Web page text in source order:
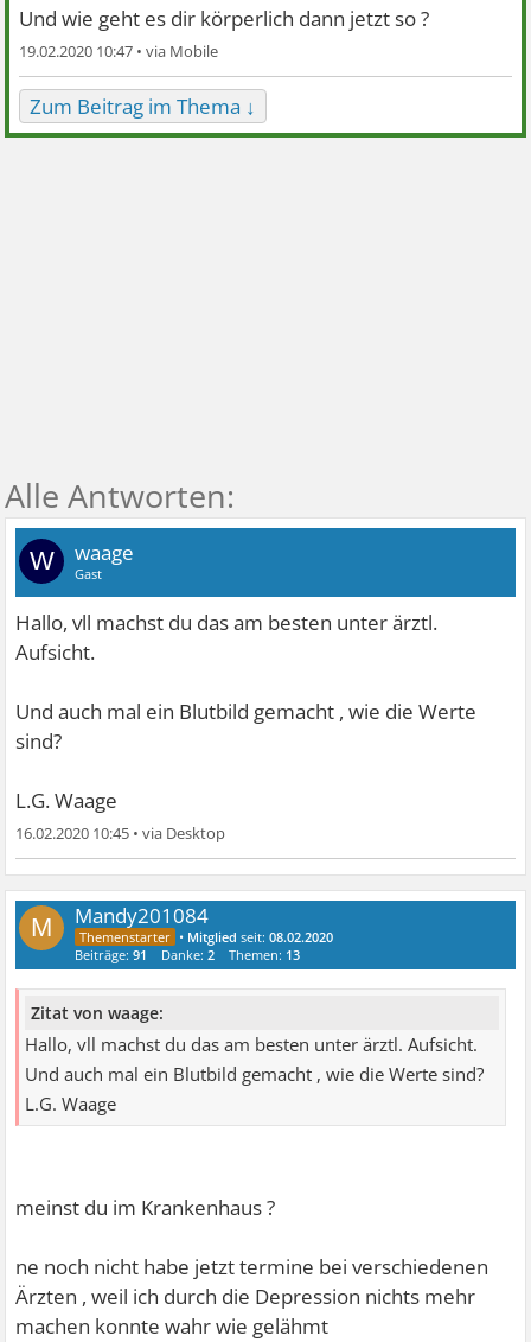
Und wie geht es dir körperlich dann jetzt so ?
19.02.2020 10:47 •
Zum Beitrag im Thema ↓
W waage
Gast
Hallo, vll machst du das am besten unter ärztl.
Aufsicht.
Und auch mal ein Blutbild gemacht , wie die Werte
sind?
L.G. Waage
16.02.2020 10:45 •
M Mandy201084
• Mitglied seit:08.02.2020
Beiträge:91 Danke:2 Themen: 13
Zitat von waage:
Hallo, vll machst du das am besten unter ärztl. Aufsicht.
Und auch mal ein Blutbild gemacht , wie die Werte sind?
L.G. Waage
meinst du im Krankenhaus ?
ne noch nicht habe jetzt termine bei verschiedenen
Ärzten , weil ich durch die Depression nichts mehr
machen konnte wahr wie gelähmt